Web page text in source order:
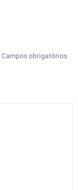
Campos obrigatórios